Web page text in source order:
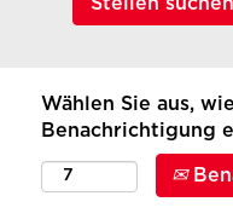
Wählen Sie aus,
Benachrichtigung